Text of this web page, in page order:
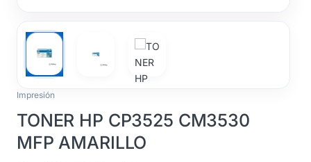
Impresión
TONER HP CP3525 CM3530
MFP AMARILLO